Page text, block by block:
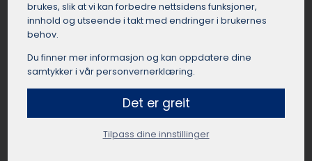
Få et uforpliktende tilbud
Send oss en kort beskrivelse av dine ønsker og
behov, så finner vi en passende takstmann for
deg.
brukes, slik at vi kan forbedre nettsidens funksjoner,
innhold og utseende i takt med endringer i brukernes
behov.
Du finner mer informasjon og kan oppdatere dine
samtykker i vår personvernerklæring.
Det er greit
Tilpass dine innstillinger